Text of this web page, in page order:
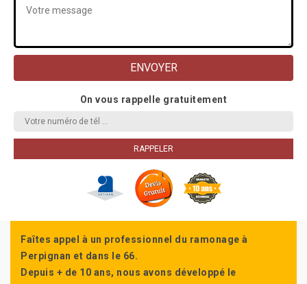
On vous rappelle gratuitement
Faîtes appel à un professionnel du ramonage à
Perpignan et dans le 66.
Depuis + de 10 ans, nous avons développé le